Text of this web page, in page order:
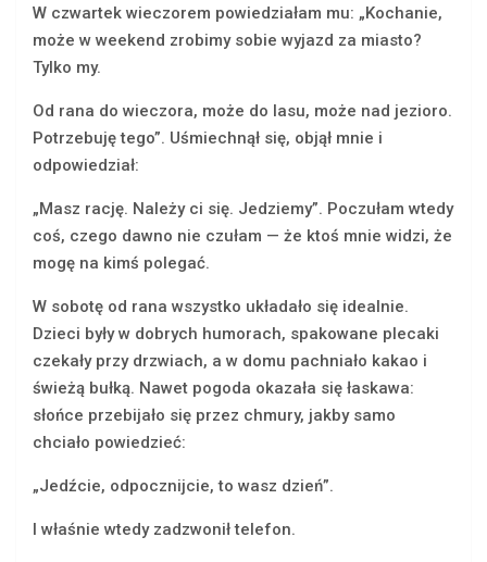
W czwartek wieczorem powiedziałam mu: „Kochanie,
może w weekend zrobimy sobie wyjazd za miasto?
Tylko my.
Od rana do wieczora, może do lasu, może nad jezioro.
Potrzebuję tego”. Uśmiechnął się, objął mnie i
odpowiedział:
„Masz rację. Należy ci się. Jedziemy”. Poczułam wtedy
coś, czego dawno nie czułam — że ktoś mnie widzi, że
mogę na kimś polegać.
W sobotę od rana wszystko układało się idealnie.
Dzieci były w dobrych humorach, spakowane plecaki
czekały przy drzwiach, a w domu pachniało kakao i
świeżą bułką. Nawet pogoda okazała się łaskawa:
słońce przebijało się przez chmury, jakby samo
chciało powiedzieć:
„Jedźcie, odpocznijcie, to wasz dzień”.
I właśnie wtedy zadzwonił telefon.